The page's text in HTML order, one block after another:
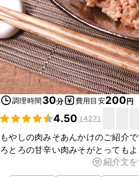
調理時間 30分 費用目安200円
4.50 (427)
もやしの肉みそあんかけのご紹介
ろとろの甘辛い肉みそがとっても
のおかずです。もやしはキャベツ
召し上がりいただけます。ぜひお
紹介文